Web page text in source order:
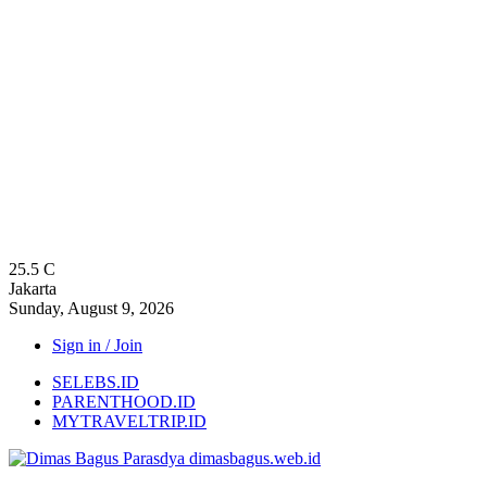
25.5 C
Jakarta
Sunday, August 9, 2026
Sign in / Join
SELEBS.ID
PARENTHOOD.ID
MYTRAVELTRIP.ID
dimasbagus.web.id